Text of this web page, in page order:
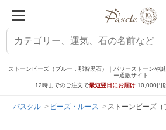
ストーンビーズ（ブルー，那智黒石）｜パワーストーンや
ー通販サイト
12時までのご注文で最短翌日にお届け 10,000円
パスクル ビーズ・ルース ストーンビーズ（